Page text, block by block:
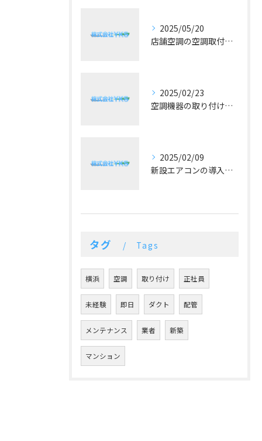
2025/05/20
店舗空調の空調取付工事で失敗しないための三つのポイント
2025/02/23
空調機器の取り付け技術と重要性
2025/02/09
新設エアコンの導入効果と最新技術
タグ Tags
横浜 空調 取り付け 正社員
未経験 即日 ダクト 配管
メンテナンス 業者 新築
マンション